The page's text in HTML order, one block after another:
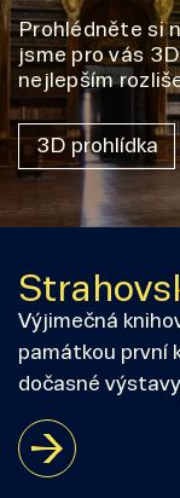
Prohlédněte si
jsme pro vás
nejlepším
3D prohlídka
Výjimečná
památkou první
dočasné